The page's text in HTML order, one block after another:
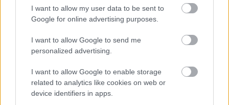
I want to allow my user data to be sent to
Google for online advertising purposes.
I want to allow Google to send me
personalized advertising.
I want to allow Google to enable storage
related to analytics like cookies on web or
device identifiers in apps.
iti fie sete. Senzatia de sete este deja un indicator
al faptului ca organismul tau atinge primul prag al
dezhidratarii.
Vitamina C
Este un antioxidant puternic, ce stimuleaza
productia de elasten si colagen. Mentine
elasticitatea vaselor sanguine si a membranelor